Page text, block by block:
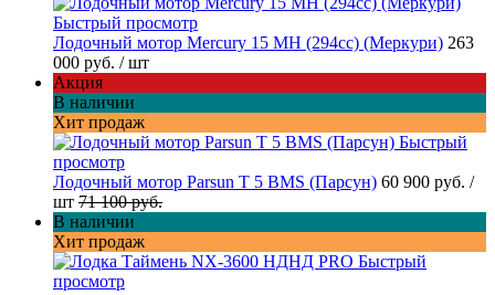
Быстрый просмотр
Лодочный мотор Mercury 15 MH (294cc) (Меркури) 263
000 руб. / шт
Акция
В наличии
Хит продаж
Быстрый
просмотр
Лодочный мотор Parsun T 5 BMS (Парсун) 60 900 руб. /
шт 71 100 руб.
В наличии
Хит продаж
Быстрый
просмотр